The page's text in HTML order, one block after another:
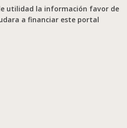
utilidad la información favor de
a financiar este portal